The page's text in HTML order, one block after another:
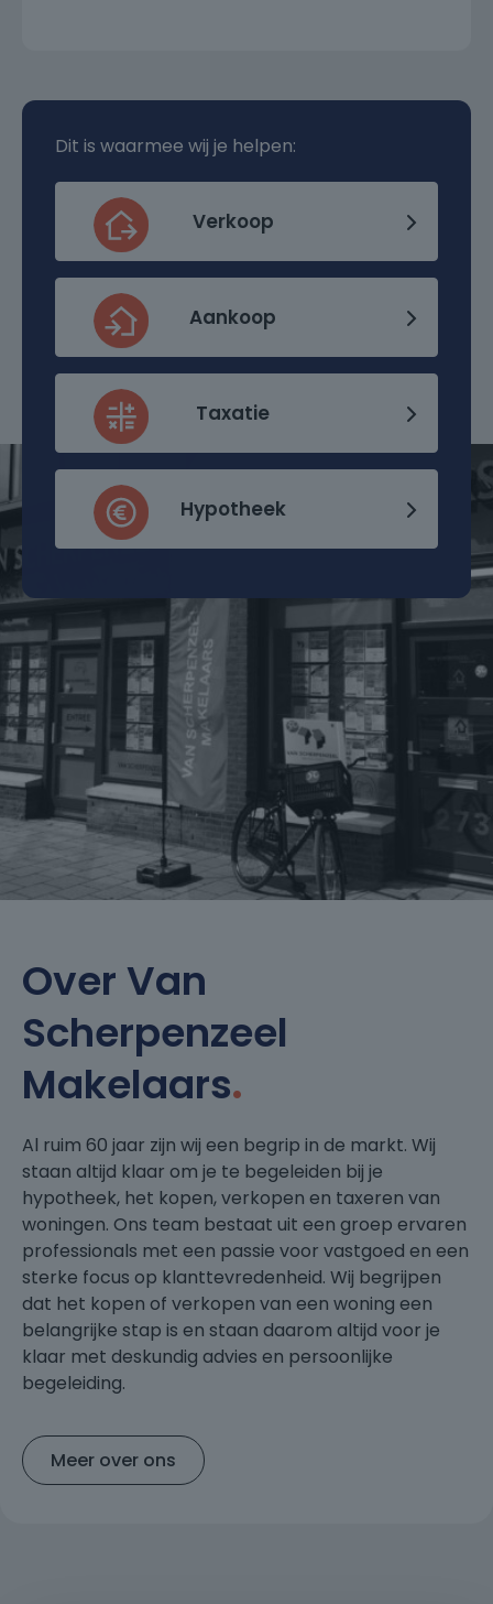
Dit is waarmee wij je helpen:
Verkoop
Aankoop
Taxatie
Hypotheek
Over Van
Scherpenzeel
Makelaars.
Al ruim 60 jaar zijn wij een begrip in de markt. Wij
staan altijd klaar om je te begeleiden bij je
hypotheek, het kopen, verkopen en taxeren van
woningen. Ons team bestaat uit een groep ervaren
professionals met een passie voor vastgoed en een
sterke focus op klanttevredenheid. Wij begrijpen
dat het kopen of verkopen van een woning een
belangrijke stap is en staan daarom altijd voor je
klaar met deskundig advies en persoonlijke
begeleiding.
Meer over ons